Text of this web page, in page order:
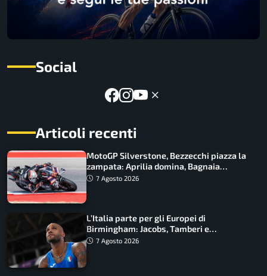
Social
Articoli recenti
MotoGP Silverstone, Bezzecchi piazza la
zampata: Aprilia domina, Bagnaia
costretto al Q1
7 Agosto 2026
L’Italia parte per gli Europei di
Birmingham: Jacobs, Tamberi e
Battocletti guidano una spedizione
7 Agosto 2026